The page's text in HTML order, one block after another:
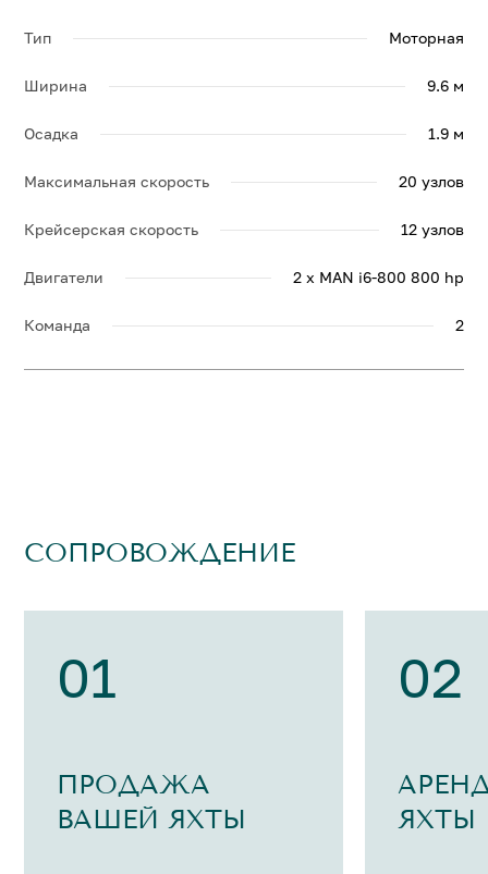
Тип Моторная
Ширина 9.6 м
Осадка 1.9 м
Максимальная скорость 20 узлов
Крейсерская скорость 12 узлов
Двигатели 2 x MAN i6-800 800 hp
Команда 2
СОПРОВОЖДЕНИЕ
01
ПРОДАЖА
ВАШЕЙ ЯХТЫ
02
ЯХТЫ